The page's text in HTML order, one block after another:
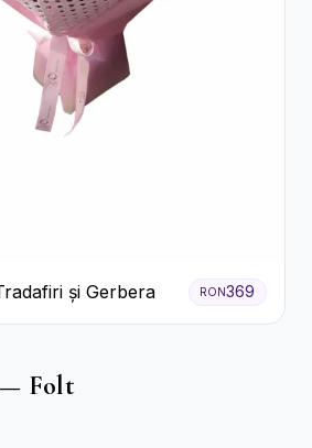
și Gerbera RON369
— Folt